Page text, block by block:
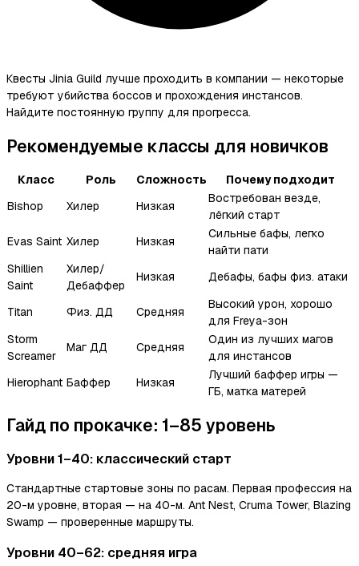
Квесты Jinia Guild лучше проходить в компании — некоторые
требуют убийства боссов и прохождения инстансов.
Найдите постоянную группу для прогресса.
Рекомендуемые классы для новичков
Класс Роль Сложность
Почему подходит
Bishop
Хилер Низкая
Востребован везде,
лёгкий старт
Evas Saint Хилер Низкая
Сильные бафы, легко
найти пати
Shillien
Saint
Хилер/
Дебаффер
Низкая Дебафы, бафы физ. атаки
Titan Физ. ДД Средняя
Высокий урон, хорошо
для Freya-зон
Storm
Screamer
Маг ДД Средняя
Один из лучших магов
для инстансов
Hierophant Баффер Низкая
Лучший баффер игры —
ГБ, матка матерей
Гайд по прокачке: 1–85 уровень
Уровни 1–40: классический старт
Стандартные стартовые зоны по расам. Первая профессия на
20-м уровне, вторая — на 40-м. Ant Nest, Cruma Tower, Blazing
Swamp — проверенные маршруты.
Уровни 40–62: средняя игра